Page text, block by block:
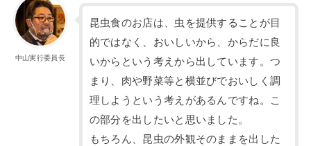
中山実行委員長
昆虫食のお店は、虫を提供することが目
的ではなく、おいしいから、からだに良
いからという考えから出しています。つ
まり、肉や野菜等と横並びでおいしく調
理しようという考えがあるんですね。こ
の部分を出したいと思いました。
もちろん、昆虫の外観そのままを出した